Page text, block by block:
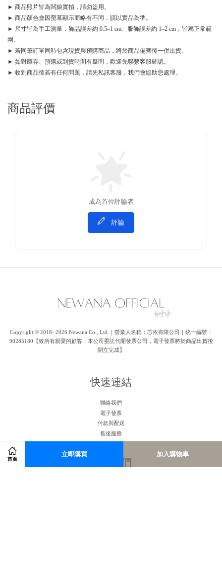
首頁
立即購買 加入購物車
► 商品照片皆為闆娘實拍，請勿盜用。
► 商品顏色會因螢幕顯示而略有不同，請以實品為準。
► 尺寸皆為手工測量，飾品誤差約 0.5–1 cm、服飾誤差約 1–2 cm，皆屬正常範
圍。
► 若同筆訂單同時包含現貨與預購商品，將於商品備齊後一併出貨。
► 如對庫存、預購或到貨時間有疑問，歡迎先聯繫客服確認。
► 收到商品後若有任何問題，請先私訊客服，我們會協助您處理。
商品評價
成為首位評論者
評論
Copyright © 2018- 2026 Newana Co., Ltd.｜營業人名稱：芯依有限公司｜統一編號：
90285180【致所有親愛的顧客：本公司委託代開發票公司，電子發票將於商品出貨後
開立完成】
快速連結
聯絡我們
電子發票
付款與配送
售後服務
關注我們